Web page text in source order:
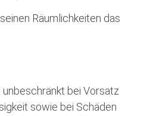
Räumlichkeiten das
bei Vorsatz
sowie bei Schäden